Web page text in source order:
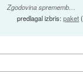
Zgodovina sprememb…
predlagal izbris:paket(